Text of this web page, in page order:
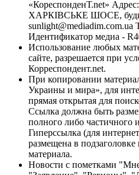
«КореспонденТ.net»
ХАРКІВСЬКЕ ШОСЕ,
sunlight@mediadim.com.ua
Идентификатор медиа -
Использование любых
сайте, разрешается при
Корреспондент.net.
При копировании
Украины и мира», для
прямая открытая для
Ссылка должна быть
полного либо частичного
Гиперссылка (для
размещена в
материала.
Новости с пометками